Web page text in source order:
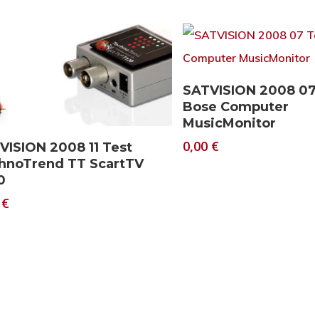
Download
2008 11 Test
TT ScartTV
€
Download
SATVISION 2008
Bose Computer
MusicMonitor
0,00 €